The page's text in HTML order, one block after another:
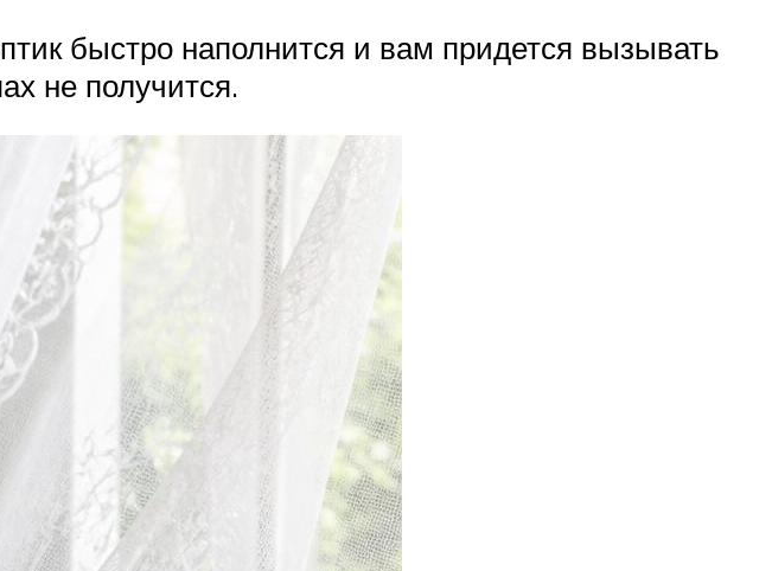
быстро наполнится и вам придется вызывать
не получится.